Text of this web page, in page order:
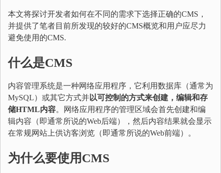
本文将探讨开发者如何在不同的需求下选择正确的CMS，
并提供了笔者目前所发现的较好的CMS概览和用户应尽力
避免使用的CMS.
什么是CMS
内容管理系统是一种网络应用程序，它利用数据库（通常为
MySQL）或其它方式并以可控制的方式来创建，编辑和存
储HTML内容。网络应用程序的管理区域会首先创建和编
辑内容（即通常所说的Web后端），然后内容结果就会显示
在常规网站上供访客浏览（即通常所说的Web前端）。
为什么要使用CMS